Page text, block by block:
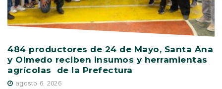
484 productores de 24 de Mayo, Santa Ana
y Olmedo reciben insumos y herramientas
agrícolas de la Prefectura
agosto 6, 2026